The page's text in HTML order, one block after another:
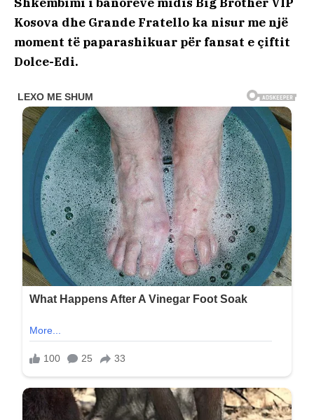
Kosova dhe Grande Fratello ka nisur me një
moment të paparashikuar për fansat e çiftit
Dolce-Edi.